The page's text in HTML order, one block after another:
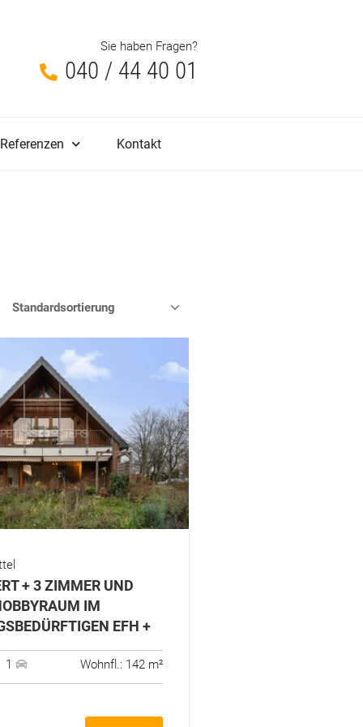
Sie haben Fragen?
040 / 44 40 01
Referenzen Kontakt
+ 3 ZIMMER UND
IM S
EFH +
1 Wohnfl.: 142 m²